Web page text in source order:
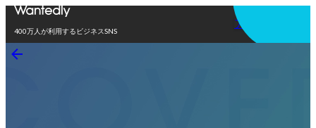
400万人が利用するビジネスSNS
アプリを使う